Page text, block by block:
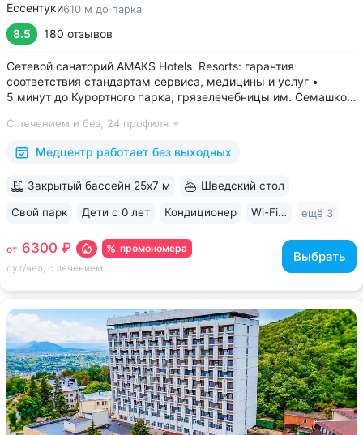
Ессентуки610 м до парка
8.5 180 отзывов
Сетевой санаторий AMAKS Hotels Resorts: гарантия
соответствия стандартам сервиса, медицины и услуг •
5 минут до Курортного парка, грязелечебницы им. Семашко,
водой Ессентуки № 4 и № 17 • Главный корпус
«Центральный» — историческое здание...
С лечением и без, 24 профиля
Медцентр работает без выходных
промономера
от 6300 ₽
сут/чел, с лечением
Выбрать
Закрытый бассейн 25х7 м Шведский стол
Свой парк Дети с 0 лет Кондиционер Wi-Fi в номерах ещё 3